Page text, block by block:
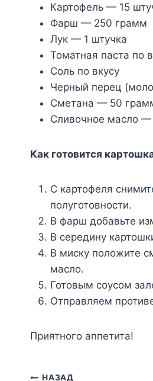
Картофель — 15
Фарш — 250 грамм
Лук — 1 штучка
Томатная паста по
Соль по вкусу
Черный перец
Сметана — 50
Сливочное масло
Как готовится
С картофеля
полуготовности.
В фарш добавьте
В середину
В миску положите
масло.
Готовым соусом
Отправляем
Приятного аппетита!
НАЗАД